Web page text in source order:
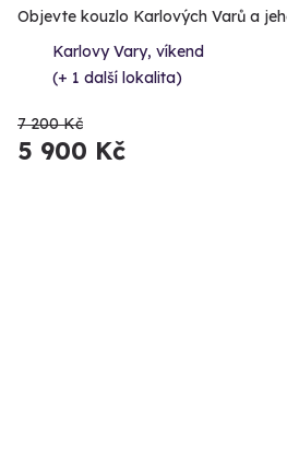
Objevte kouzlo Karlových Varů a
Karlovy Vary, víkend
(+ 1 další lokalita)
7 200 Kč
5 900 Kč